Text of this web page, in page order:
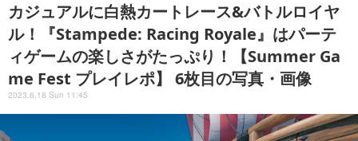
カジュアルに白熱カートレース&バトルロイヤ
ル！『Stampede: Racing Royale』はパーテ
ィゲームの楽しさがたっぷり！【Summer Ga
me Fest プレイレポ】 6枚目の写真・画像
2023.6.18 Sun 11:45